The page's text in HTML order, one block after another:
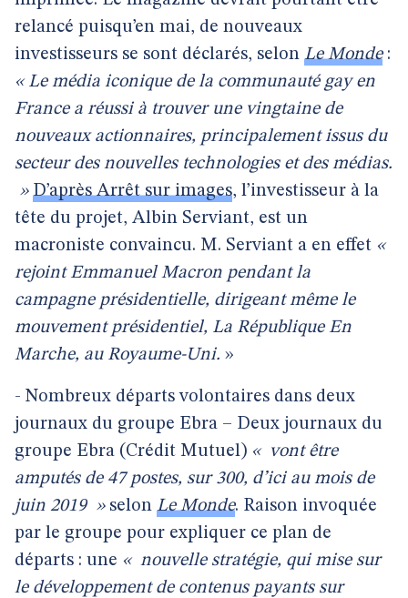
relancé puisqu’en mai, de nouveaux
investisseurs se sont déclarés, selon Le Monde:
« Le média iconique de la communauté gay en
France a réussi à trouver une vingtaine de
nouveaux actionnaires, principalement issus du
secteur des nouvelles technologies et des médias.
» D’après Arrêt sur images, l’investisseur à la
tête du projet, Albin Serviant, est un
macroniste convaincu. M. Serviant a en effet «
rejoint Emmanuel Macron pendant la
campagne présidentielle, dirigeant même le
mouvement présidentiel, La République En
Marche, au Royaume-Uni. »
- Nombreux départs volontaires dans deux
journaux du groupe Ebra – Deux journaux du
groupe Ebra (Crédit Mutuel) « vont être
amputés de 47 postes, sur 300, d’ici au mois de
juin 2019 »selon Le Monde. Raison invoquée
par le groupe pour expliquer ce plan de
départs : une « nouvelle stratégie, qui mise sur
le développement de contenus payants sur